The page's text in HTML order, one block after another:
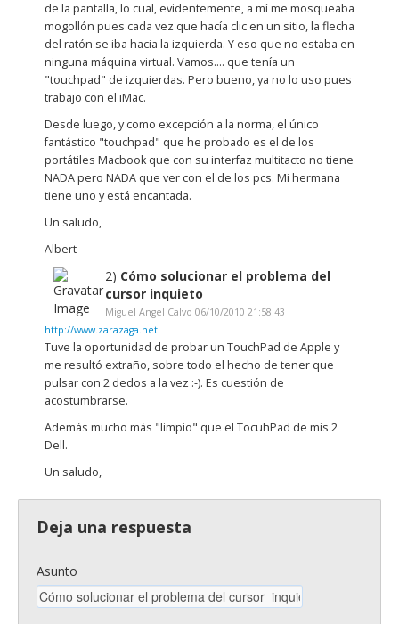
de la pantalla, lo cual, evidentemente, a mí me mosqueaba
mogollón pues cada vez que hacía clic en un sitio, la flecha
del ratón se iba hacia la izquierda. Y eso que no estaba en
ninguna máquina virtual. Vamos.... que tenía un
"touchpad" de izquierdas. Pero bueno, ya no lo uso pues
trabajo con el iMac.
Desde luego, y como excepción a la norma, el único
fantástico "touchpad" que he probado es el de los
portátiles Macbook que con su interfaz multitacto no tiene
NADA pero NADA que ver con el de los pcs. Mi hermana
tiene uno y está encantada.
Un saludo,
Albert
2) Cómo solucionar el problema del
cursor inquieto
Miguel Angel Calvo 06/10/2010 21:58:43
http://www.zarazaga.net
Tuve la oportunidad de probar un TouchPad de Apple y
me resultó extraño, sobre todo el hecho de tener que
pulsar con 2 dedos a la vez :-). Es cuestión de
acostumbrarse.
Además mucho más "limpio" que el TocuhPad de mis 2
Dell.
Un saludo,
Deja una respuesta
Asunto